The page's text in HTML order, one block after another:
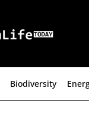
Biodiversity